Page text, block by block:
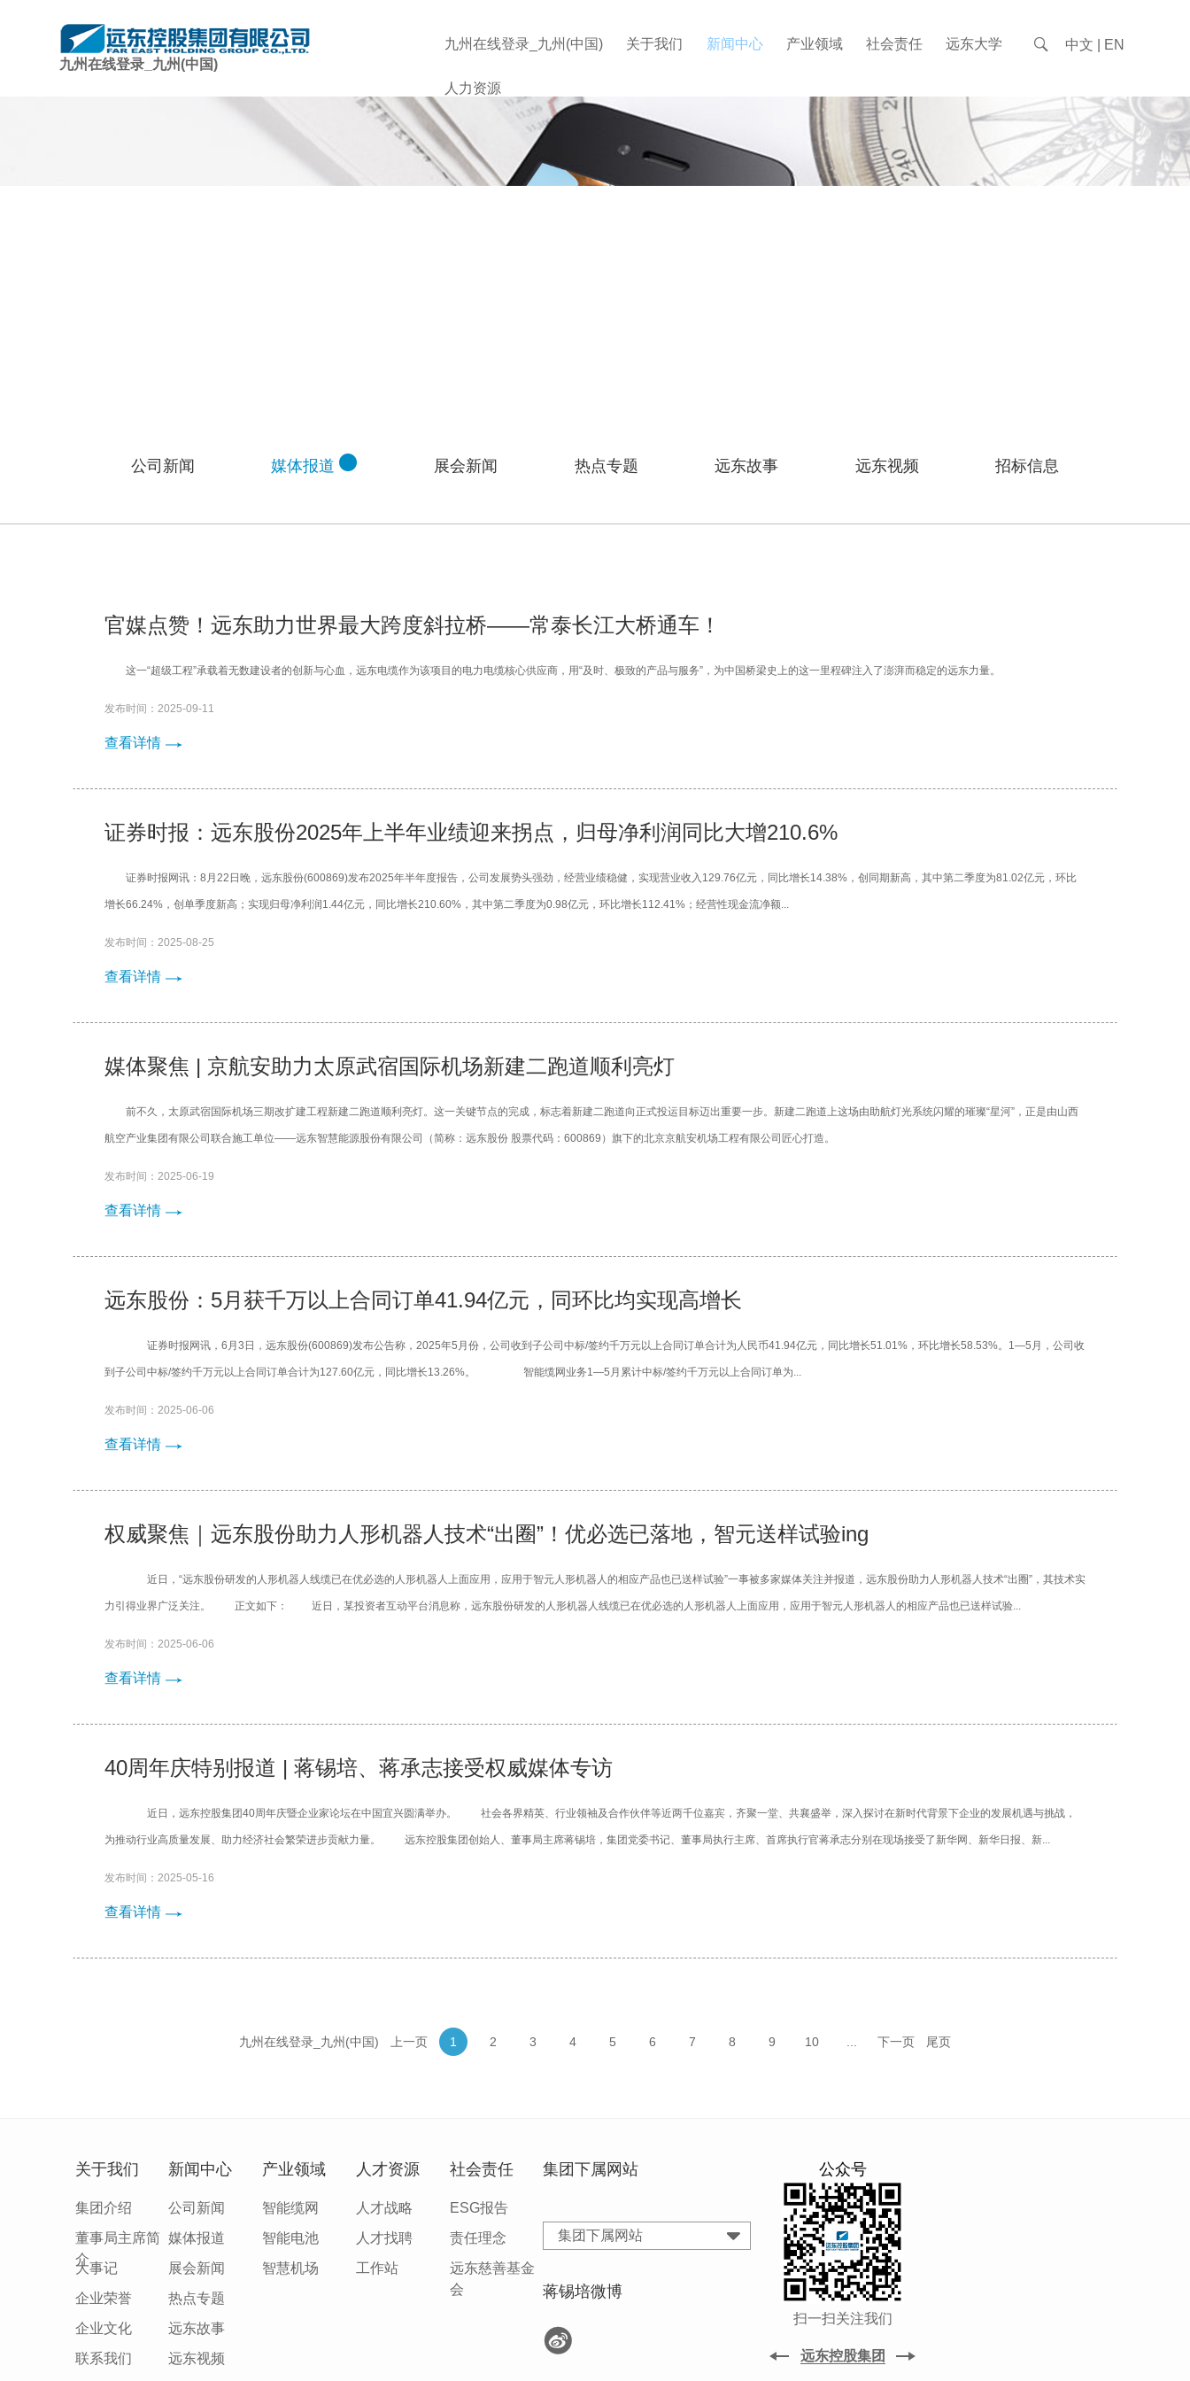
九州在线登录_九州(中国)
 中文 EN
九州在线登录_九州(中国) 关于我们 新闻中心 产业领域 社会责任 远东大学
人力资源
公司新闻 媒体报道 展会新闻 热点专题 远东故事 远东视频 招标信息
官媒点赞！远东助力世界最大跨度斜拉桥——常泰长江大桥通车！
这一“超级工程”承载着无数建设者的创新与心血，远东电缆作为该项目的电力电缆核心供应商，用“及时、极致的产品与服务”，为中国桥梁史上的这一里程碑注入了澎湃而稳定的远东力量。
发布时间：2025-09-11
查看详情
证券时报：远东股份2025年上半年业绩迎来拐点，归母净利润同比大增210.6%
证券时报网讯：8月22日晚，远东股份(600869)发布2025年半年度报告，公司发展势头强劲，经营业绩稳健，实现营业收入129.76亿元，同比增长14.38%，创同期新高，其中第二季度为81.02亿元，环比
增长66.24%，创单季度新高；实现归母净利润1.44亿元，同比增长210.60%，其中第二季度为0.98亿元，环比增长112.41%；经营性现金流净额...
发布时间：2025-08-25
查看详情
媒体聚焦 | 京航安助力太原武宿国际机场新建二跑道顺利亮灯
前不久，太原武宿国际机场三期改扩建工程新建二跑道顺利亮灯。这一关键节点的完成，标志着新建二跑道向正式投运目标迈出重要一步。新建二跑道上这场由助航灯光系统闪耀的璀璨“星河”，正是由山西
航空产业集团有限公司联合施工单位——远东智慧能源股份有限公司（简称：远东股份 股票代码：600869）旗下的北京京航安机场工程有限公司匠心打造。
发布时间：2025-06-19
查看详情
远东股份：5月获千万以上合同订单41.94亿元，同环比均实现高增长
证券时报网讯，6月3日，远东股份(600869)发布公告称，2025年5月份，公司收到子公司中标/签约千万元以上合同订单合计为人民币41.94亿元，同比增长51.01%，环比增长58.53%。1—5月，公司收
到子公司中标/签约千万元以上合同订单合计为127.60亿元，同比增长13.26%。 智能缆网业务1—5月累计中标/签约千万元以上合同订单为...
发布时间：2025-06-06
查看详情
权威聚焦｜远东股份助力人形机器人技术“出圈”！优必选已落地，智元送样试验ing
近日，“远东股份研发的人形机器人线缆已在优必选的人形机器人上面应用，应用于智元人形机器人的相应产品也已送样试验”一事被多家媒体关注并报道，远东股份助力人形机器人技术“出圈”，其技术实
力引得业界广泛关注。 正文如下： 近日，某投资者互动平台消息称，远东股份研发的人形机器人线缆已在优必选的人形机器人上面应用，应用于智元人形机器人的相应产品也已送样试验...
发布时间：2025-06-06
查看详情
40周年庆特别报道 | 蒋锡培、蒋承志接受权威媒体专访
近日，远东控股集团40周年庆暨企业家论坛在中国宜兴圆满举办。 社会各界精英、行业领袖及合作伙伴等近两千位嘉宾，齐聚一堂、共襄盛举，深入探讨在新时代背景下企业的发展机遇与挑战，
为推动行业高质量发展、助力经济社会繁荣进步贡献力量。 远东控股集团创始人、董事局主席蒋锡培，集团党委书记、董事局执行主席、首席执行官蒋承志分别在现场接受了新华网、新华日报、新...
发布时间：2025-05-16
查看详情
九州在线登录_九州(中国) 上一页 1 2 3 4 5 6 7 8 9 10 ... 下一页 尾页
关于我们
集团介绍
董事局主席简
介
大事记
企业荣誉
企业文化
联系我们
新闻中心
公司新闻
媒体报道
展会新闻
热点专题
远东故事
远东视频
产业领域
智能缆网
智能电池
智慧机场
人才资源
人才战略
人才找聘
工作站
社会责任
ESG报告
责任理念
远东慈善基金
会
集团下属网站
集团下属网站
蒋锡培微博

公众号
扫一扫关注我们
远东控股集团